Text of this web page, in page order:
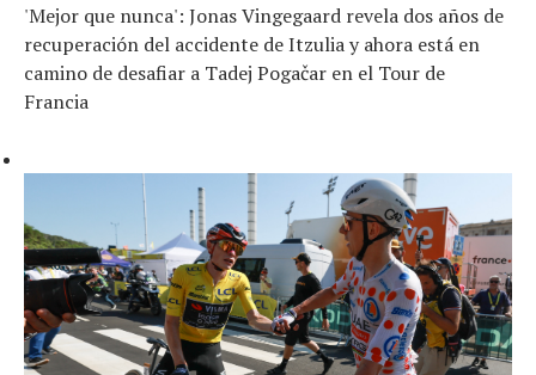
'Mejor que nunca': Jonas Vingegaard revela dos años de
recuperación del accidente de Itzulia y ahora está en
camino de desafiar a Tadej Pogačar en el Tour de
Francia